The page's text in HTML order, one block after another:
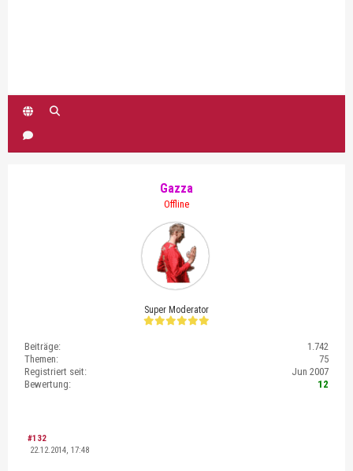
Gazza
Offline
Super Moderator
Beiträge:
1.742
Themen:
75
Registriert seit:
Jun 2007
Bewertung:
12
#132
22.12.2014, 17:48